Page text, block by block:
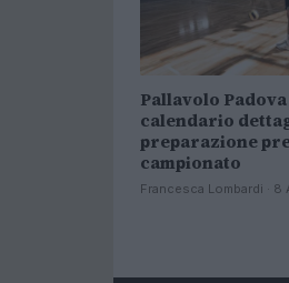
Pallavolo
calendario
preparazione
campionato
Francesca Lombardi ·